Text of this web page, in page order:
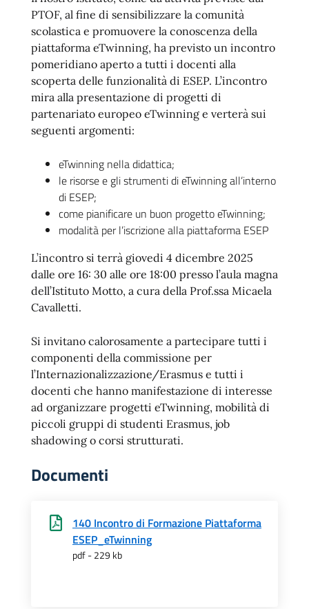
PTOF, al fine di sensibilizzare la comunità
scolastica e promuovere la conoscenza della
piattaforma eTwinning, ha previsto un incontro
pomeridiano aperto a tutti i docenti alla
scoperta delle funzionalità di ESEP. L’incontro
mira alla presentazione di progetti di
partenariato europeo eTwinning e verterà sui
seguenti argomenti:
eTwinning nella didattica;
le risorse e gli strumenti di eTwinning all’interno
di ESEP;
come pianificare un buon progetto eTwinning;
modalità per l’iscrizione alla piattaforma ESEP
L’incontro si terrà giovedi 4 dicembre 2025
dalle ore 16: 30 alle ore 18:00 presso l’aula magna
dell’Istituto Motto, a cura della Prof.ssa Micaela
Cavalletti.
Si invitano calorosamente a partecipare tutti i
componenti della commissione per
l’Internazionalizzazione/Erasmus e tutti i
docenti che hanno manifestazione di interesse
ad organizzare progetti eTwinning, mobilità di
piccoli gruppi di studenti Erasmus, job
shadowing o corsi strutturati.
Documenti
140 Incontro di Formazione Piattaforma
ESEP_eTwinning
pdf - 229 kb